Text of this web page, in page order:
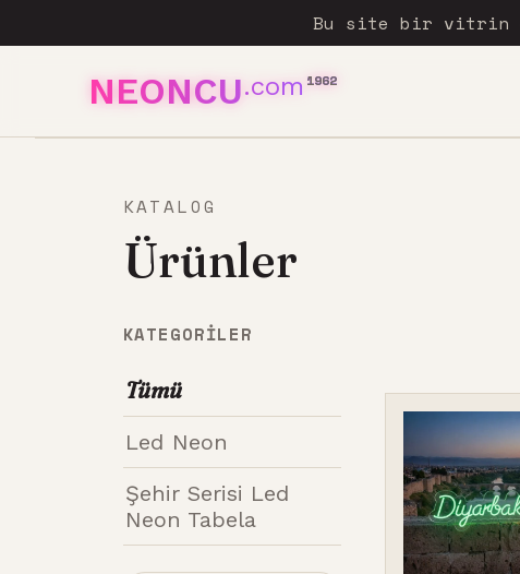
Bu site bir vitrin
NEONCU.com 1962
KATALOG
Ürünler
KATEGORILER
Tümü
Led Neon
Şehir Serisi Led
Neon Tabela